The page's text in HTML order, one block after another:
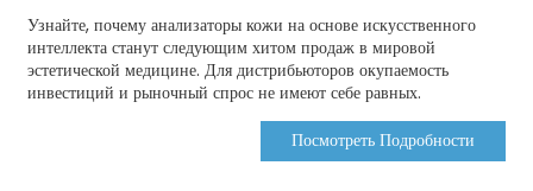
Узнайте, почему анализаторы кожи на основе искусственного
интеллекта станут следующим хитом продаж в мировой
эстетической медицине. Для дистрибьюторов окупаемость
инвестиций и рыночный спрос не имеют себе равных.
Посмотреть Подробности